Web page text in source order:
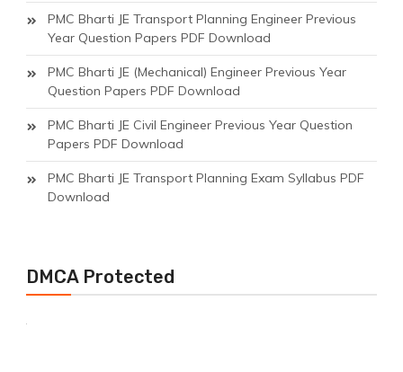
PMC Bharti JE Transport Planning Engineer Previous
Year Question Papers PDF Download
PMC Bharti JE (Mechanical) Engineer Previous Year
Question Papers PDF Download
PMC Bharti JE Civil Engineer Previous Year Question
Papers PDF Download
PMC Bharti JE Transport Planning Exam Syllabus PDF
Download
DMCA Protected